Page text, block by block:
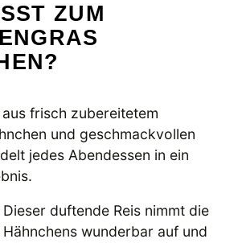
ZUM
frisch zubereitetem
und geschmackvollen
jedes Abendessen in ein
Dieser duftende Reis nimmt die
wunderbar auf und